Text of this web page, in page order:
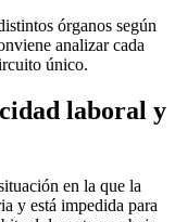
órganos según
analizar cada
único.
laboral y
en la que la
y está impedida para